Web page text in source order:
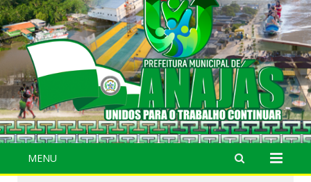
MENU